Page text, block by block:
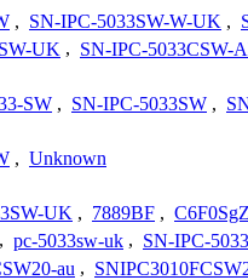
, SN-IPC-5033SW-W-UK ,
UK , SN-IPC-5033CSW-
SW , SN-IPC-5033SW ,
, Unknown
UK , 7889BF ,
, pc-5033sw-uk , SN-IPC-
au ,